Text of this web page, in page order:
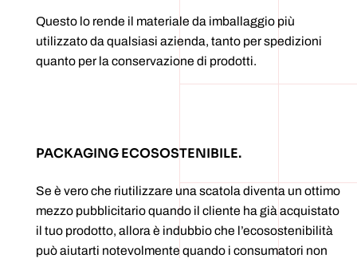
Questo lo rende il materiale da imballaggio più
utilizzato da qualsiasi azienda, tanto per spedizioni
quanto per la conservazione di prodotti.
PACKAGING ECOSOSTENIBILE.
Se è vero che riutilizzare una scatola diventa un ottimo
mezzo pubblicitario quando il cliente ha già acquistato
il tuo prodotto, allora è indubbio che l’ecosostenibilità
può aiutarti notevolmente quando i consumatori non